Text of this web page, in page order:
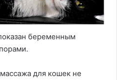
беременным
для кошек не